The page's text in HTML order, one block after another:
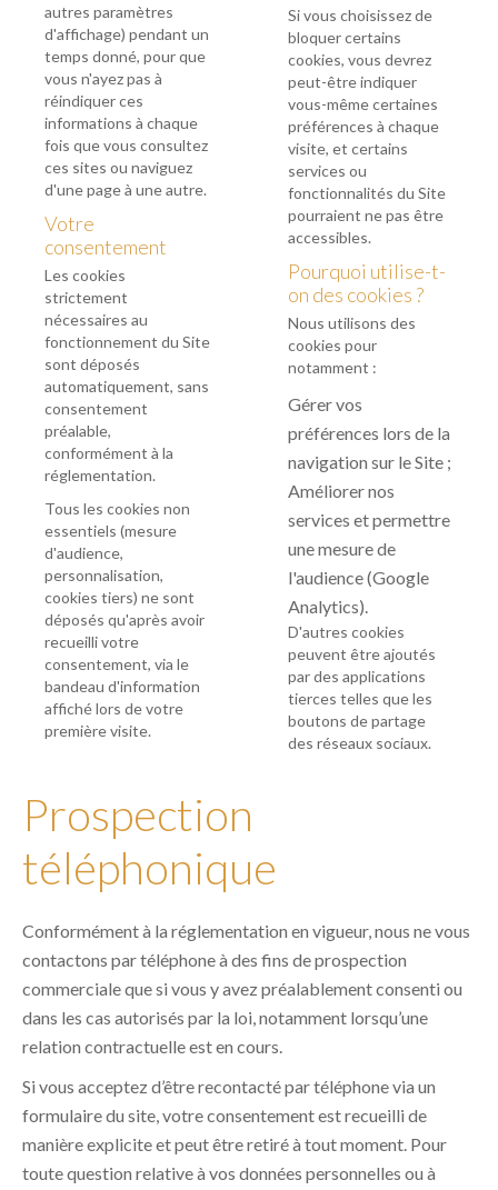
autres paramètres
d'affichage) pendant un
temps donné, pour que
vous n'ayez pas à
réindiquer ces
informations à chaque
fois que vous consultez
ces sites ou naviguez
d'une page à une autre.
Votre
consentement
Les cookies
strictement
nécessaires au
fonctionnement du Site
sont déposés
automatiquement, sans
consentement
préalable,
conformément à la
réglementation.
Tous les cookies non
essentiels (mesure
d'audience,
personnalisation,
cookies tiers) ne sont
déposés qu'après avoir
recueilli votre
consentement, via le
bandeau d'information
affiché lors de votre
première visite.
Si vous choisissez de
bloquer certains
cookies, vous devrez
peut-être indiquer
vous-même certaines
préférences à chaque
visite, et certains
services ou
fonctionnalités du Site
pourraient ne pas être
accessibles.
Pourquoi utilise-t-
on des cookies ?
Nous utilisons des
cookies pour
notamment :
Gérer vos
préférences lors de la
navigation sur le Site ;
Améliorer nos
services et permettre
une mesure de
l'audience (Google
Analytics).
D'autres cookies
peuvent être ajoutés
par des applications
tierces telles que les
boutons de partage
des réseaux sociaux.
Prospection
téléphonique
Conformément à la réglementation en vigueur, nous ne vous
contactons par téléphone à des fins de prospection
commerciale que si vous y avez préalablement consenti ou
dans les cas autorisés par la loi, notamment lorsqu’une
relation contractuelle est en cours.
Si vous acceptez d’être recontacté par téléphone via un
formulaire du site, votre consentement est recueilli de
manière explicite et peut être retiré à tout moment. Pour
toute question relative à vos données personnelles ou à